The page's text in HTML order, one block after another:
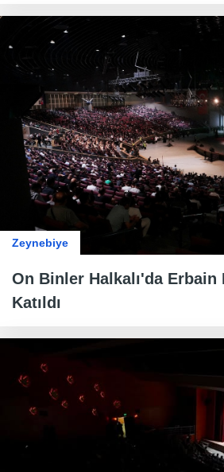
Zeynebiye
On Binler Halkalı'da Erbain
Katıldı